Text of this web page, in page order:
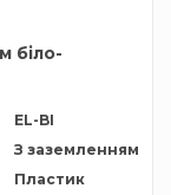
біло-
EL-BI
З заземленням
Пластик